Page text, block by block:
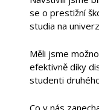
se o prestižní
studia na
Měli jsme
efektivně díky
studenti
Co v nás